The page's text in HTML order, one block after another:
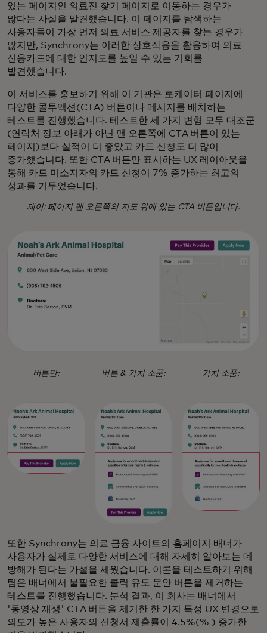
있는 페이지인 의료진 찾기 페이지로 이동하는 경우가
많다는 사실을 발견했습니다. 이 페이지를 탐색하는
사용자들이 가장 먼저 의료 서비스 제공자를 찾는 경우가
많지만, Synchrony는 이러한 상호작용을 활용하여 의료
신용카드에 대한 인지도를 높일 수 있는 기회를
발견했습니다.
이 서비스를 홍보하기 위해 이 기관은 로케이터 페이지에
다양한 콜투액션(CTA) 버튼이나 메시지를 배치하는
테스트를 진행했습니다. 테스트한 세 가지 변형 모두 대조군
(연락처 정보 아래가 아닌 맨 오른쪽에 CTA 버튼이 있는
페이지)보다 실적이 더 좋았고 카드 신청도 더 많이
증가했습니다. 또한 CTA 버튼만 표시하는 UX 레이아웃을
통해 카드 미소지자의 카드 신청이 7% 증가하는 최고의
성과를 거두었습니다.
제어: 페이지 맨 오른쪽의 지도 위에 있는 CTA 버튼입니다.
버튼만: 버튼 & 가치 소품: 가치 소품:
또한 Synchrony는 의료 금융 사이트의 홈페이지 배너가
사용자가 실제로 다양한 서비스에 대해 자세히 알아보는 데
방해가 된다는 가설을 세웠습니다. 이론을 테스트하기 위해
팀은 배너에서 불필요한 클릭 유도 문안 버튼을 제거하는
테스트를 진행했습니다. 분석 결과, 이 회사는 배너에서
'동영상 재생' CTA 버튼을 제거한 한 가지 특정 UX 변경으로
의도가 높은 사용자의 신청서 제출률이 4.5%(% ) 증가한